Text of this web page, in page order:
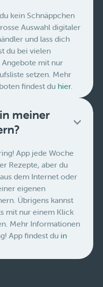
kein Schnäppchen
Auswahl digitaler
und lass dich
du bei vielen
mit nur
setzen. Mehr
findest du hier.
meiner
App jede Woche
Rezepte, aber du
dem Internet oder
eigenen
Übrigens kannst
mit nur einem Klick
Mehr Informationen
App findest du in